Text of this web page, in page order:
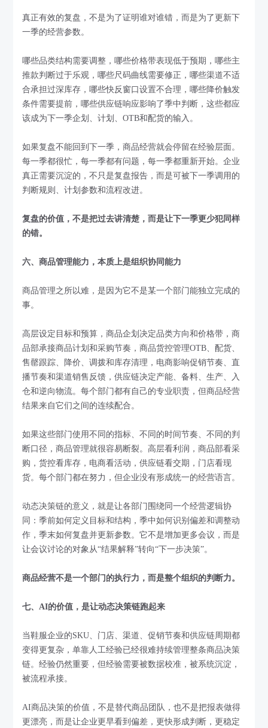
真正有效的复盘，不是为了证明谁对谁错，而是为了更新下
一季的经营参数。
哪些品类结构需要调整，哪些价格带表现低于预期，哪些主
推款判断过于乐观，哪些尺码曲线需要修正，哪些渠道不适
合承担过深库存，哪些快反窗口设置不合理，哪些降价触发
条件需要提前，哪些供应链响应影响了季中判断，这些都应
该成为下一季企划、计划、OTB和配货的输入。
如果复盘不能回到下一季，商品经营就会停留在经验层面。
每一季都很忙，每一季都有问题，每一季都重新开始。企业
真正需要沉淀的，不只是复盘报告，而是可被下一季调用的
判断规则、计划参数和流程改进。
复盘的价值，不是把过去讲清楚，而是让下一季更少犯同样
的错。
六、商品管理能力，本质上是组织协同能力
商品管理之所以难，是因为它不是某一个部门能独立完成的
事。
高层设定目标和预算，商品企划决定品类方向和价格带，商
品部承接商品计划和采购节奏，商品货控管理OTB、配货、
售罄跟踪、降价、调拨和库存清理，电商影响促销节奏、直
播节奏和渠道销售反馈，供应链决定产能、备料、生产、入
仓和逆向物流。每个部门都有自己的专业职责，但商品经营
结果来自它们之间的连续配合。
如果这些部门使用不同的指标、不同的时间节奏、不同的判
断口径，商品管理就很容易断裂。高层看利润，商品部看采
购，货控看库存，电商看活动，供应链看交期，门店看现
货。每个部门都在努力，但企业没有形成统一的经营语言。
动态决策链的意义，就是让各部门围绕同一个经营逻辑协
同：季前如何定义目标和结构，季中如何识别偏差和调整动
作，季末如何复盘并更新参数。它不是增加更多会议，而是
让会议讨论的对象从“结果解释”转向“下一步决策”。
商品经营不是一个部门的执行力，而是整个组织的判断力。
七、AI的价值，是让动态决策链跑起来
当鞋服企业的SKU、门店、渠道、促销节奏和供应链周期都
变得更复杂，单靠人工经验已经很难持续管理整条商品决策
链。经验仍然重要，但经验需要被数据校准，被系统沉淀，
被流程承接。
AI商品决策的价值，不是替代商品团队，也不是把报表做得
更漂亮，而是让企业更早看到偏差，更快形成判断，更稳定